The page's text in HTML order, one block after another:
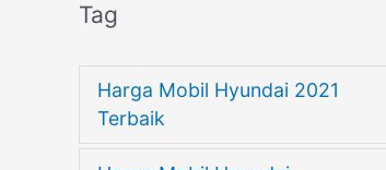
Tag
Harga Mobil Hyundai 2021
Terbaik